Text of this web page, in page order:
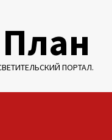
ПОРТАЛ.